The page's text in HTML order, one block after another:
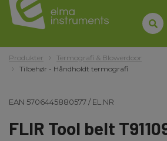
Produkter
Termografi & Blowerdoor
Tilbehør - Håndholdt termografi
EAN 5706445880577/EL.NR
FLIR Tool belt